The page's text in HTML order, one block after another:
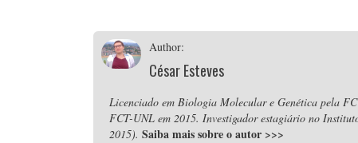
Author:
César Esteves
Licenciado em Biologia Molecular e Genética pela
FCT-UNL em 2015. Investigador estagiário no
2015). Saiba mais sobre o autor >>>